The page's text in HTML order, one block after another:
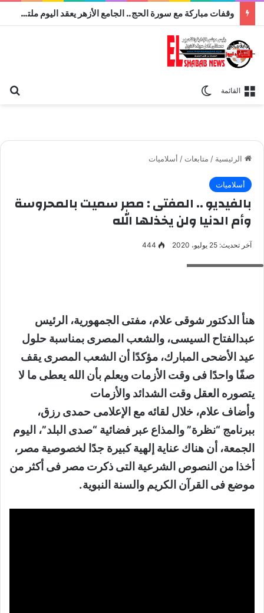
وقفات مباركة مع سورة الحج.. الجامع الأزهر يعقد اليوم ملتقى القضايا المعاصرة اليوم
القائمة
الرئيسية / متابعات / أسلاميات
أسلاميات
بالفيديو .. المفتى : مصر سميت بالمحروسة
وأم الدنيا ولن يخذلها الله
آخر تحديث: 25 يوليو، 2020 444
هنأ الدكتور شوقى علام، مفتى الجمهورية، الرئيس
عبدالفتاح السيسى، والشعب المصرى بمناسبة حلول
عيد الأضحى المبارك، مؤكدًا أن الشعب المصرى يقف
صفًا واحدًا فى وقت الأزمات ويعلم بأن الله يعطى ما لا
يتصوره العقل وقت الشدائد والأزمات
وأضاف علام، خلال لقائه مع الإعلامى حمدى رزق،
ببرنامج “نظرة” والمذاع عبر فضائية “صدى البلد”، اليوم
الجمعة، أن هناك عناية إلهية كبيرة جدًا لخصوصية مصر،
أخذا من النصوص الشرعية التى ذكرت مصر فى أكثر من
موضع فى القرآن الكريم والسنة النبوية.